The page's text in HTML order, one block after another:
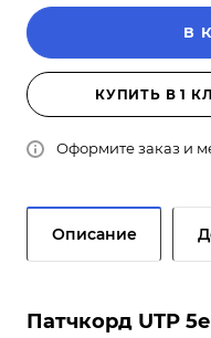
В
КУПИТЬ В 1
Оформите заказ и
Описание
Патчкорд UTP